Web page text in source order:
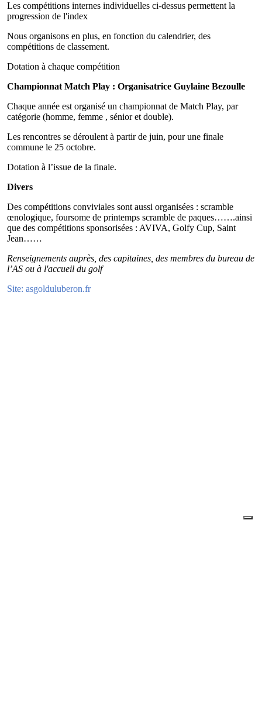
Les compétitions internes individuelles ci-dessus permettent la
progression de l'index
Nous organisons en plus, en fonction du calendrier, des
compétitions de classement.
Dotation à chaque compétition
Championnat Match Play : Organisatrice Guylaine Bezoulle
Chaque année est organisé un championnat de Match Play, par
catégorie (homme, femme , sénior et double).
Les rencontres se déroulent à partir de juin, pour une finale
commune le 25 octobre.
Dotation à l’issue de la finale.
Divers
Des compétitions conviviales sont aussi organisées : scramble
œnologique, foursome de printemps scramble de paques…….ainsi
que des compétitions sponsorisées : AVIVA, Golfy Cup, Saint
Jean……
Renseignements auprès, des capitaines, des membres du bureau de
l’AS ou à l'accueil du golf
Site: asgolduluberon.fr